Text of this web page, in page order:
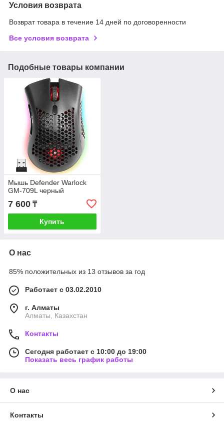
Условия возврата
Возврат товара в течение 14 дней по договоренности
Все условия возврата
Подобные товары компании
Мышь Defender Warlock
GM-709L черный
7 600 ₸
Купить
О нас
85% положительных из 13 отзывов за год
Работает с 03.02.2010
г. Алматы
Алматы, Казахстан
Контакты
Сегодня работает с 10:00 до 19:00
Показать весь график работы
О нас
Контакты